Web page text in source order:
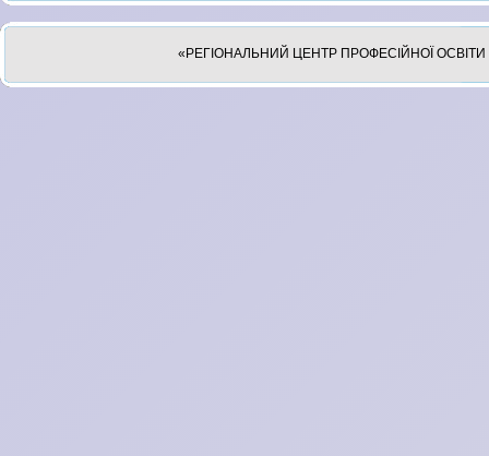
«РЕГІОНАЛЬНИЙ ЦЕНТР ПРОФЕСІЙНОЇ